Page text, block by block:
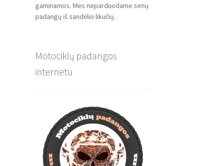
gaminamos. Mes neparduodame senų
padangų iš sandėlio likučių.
Motociklų padangos
internetu